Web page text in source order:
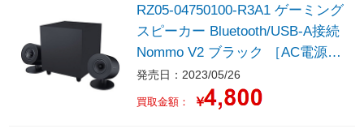
RZ05-04750100-R3A1 ゲーミング
スピーカー Bluetooth/USB-A接続
Nommo V2 ブラック ［AC電源 /
2.0ch］
発売日：2023/05/26
買取金額： ￥